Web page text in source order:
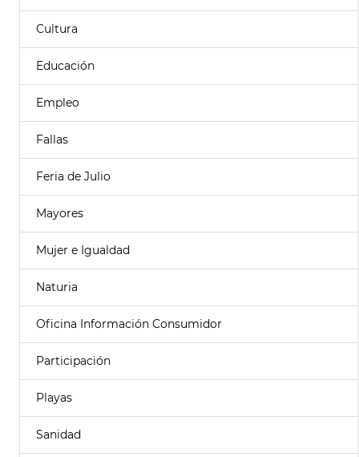
Cultura
Educación
Empleo
Fallas
Feria de Julio
Mayores
Mujer e Igualdad
Naturia
Oficina Información Consumidor
Participación
Playas
Sanidad